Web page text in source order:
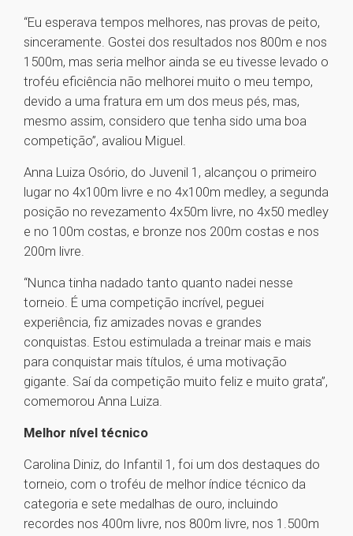
“Eu esperava tempos melhores, nas provas de peito,
sinceramente. Gostei dos resultados nos 800m e nos
1500m, mas seria melhor ainda se eu tivesse levado o
troféu eficiência não melhorei muito o meu tempo,
devido a uma fratura em um dos meus pés, mas,
mesmo assim, considero que tenha sido uma boa
competição”, avaliou Miguel.
Anna Luiza Osório, do Juvenil 1, alcançou o primeiro
lugar no 4x100m livre e no 4x100m medley, a segunda
posição no revezamento 4x50m livre, no 4x50 medley
e no 100m costas, e bronze nos 200m costas e nos
200m livre.
“Nunca tinha nadado tanto quanto nadei nesse
torneio. É uma competição incrível, peguei
experiência, fiz amizades novas e grandes
conquistas. Estou estimulada a treinar mais e mais
para conquistar mais títulos, é uma motivação
gigante. Saí da competição muito feliz e muito grata”,
comemorou Anna Luiza.
Melhor nível técnico
Carolina Diniz, do Infantil 1, foi um dos destaques do
torneio, com o troféu de melhor índice técnico da
categoria e sete medalhas de ouro, incluindo
recordes nos 400m livre, nos 800m livre, nos 1.500m